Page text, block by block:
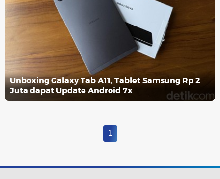
Unboxing Galaxy Tab A11, Tablet Samsung Rp 2
Juta dapat Update Android 7x
1